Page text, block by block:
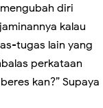
diri
kalau
tugas lain yang
perkataan
kan?” Supaya